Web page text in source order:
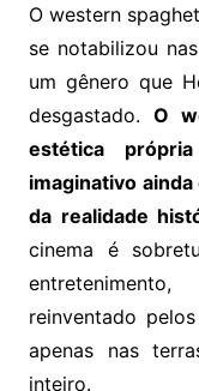
O western
se notabilizou
um gênero que
desgastado. O
estética
imaginativo
da realidade
cinema é
reinventado
apenas nas
inteiro.